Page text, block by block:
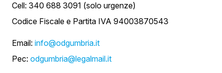
Cell: 340 688 3091 (solo urgenze)
Codice Fiscale e Partita IVA 94003870543
Email: info@odgumbria.it
Pec: odgumbria@legalmail.it